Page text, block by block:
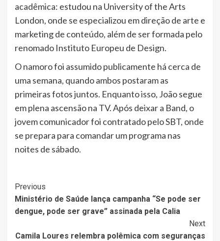
acadêmica: estudou na University of the Arts
London, onde se especializou em direção de arte e
marketing de conteúdo, além de ser formada pelo
renomado Instituto Europeu de Design.
O namoro foi assumido publicamente há cerca de
uma semana, quando ambos postaram as
primeiras fotos juntos. Enquanto isso, João segue
em plena ascensão na TV. Após deixar a Band, o
jovem comunicador foi contratado pelo SBT, onde
se prepara para comandar um programa nas
noites de sábado.
Post
Navigation
Previous
Ministério de Saúde lança campanha “Se pode ser
dengue, pode ser grave” assinada pela Calia
Next
Camila Loures relembra polêmica com seguranças